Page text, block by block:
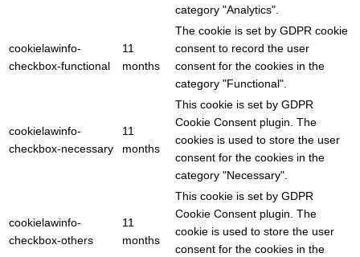
category "Analytics".
cookielawinfo-
checkbox-functional
11
months
The cookie is set by GDPR cookie
consent to record the user
consent for the cookies in the
category "Functional".
cookielawinfo-
checkbox-necessary
11
months
This cookie is set by GDPR
Cookie Consent plugin. The
cookies is used to store the user
consent for the cookies in the
category "Necessary".
cookielawinfo-
checkbox-others
11
months
This cookie is set by GDPR
Cookie Consent plugin. The
cookie is used to store the user
consent for the cookies in the